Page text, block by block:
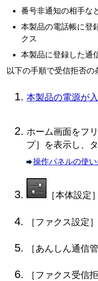
番号非通知の相手な
本製品の電話帳に登
クス
本製品に登録した通
以下の手順で受信拒否の
本製品の電源が
ホーム画面をフ
プ］を表示し、
操作パネルの使い
［本体設定
［ ファクス設定
［あんしん通信
［ ファクス受信